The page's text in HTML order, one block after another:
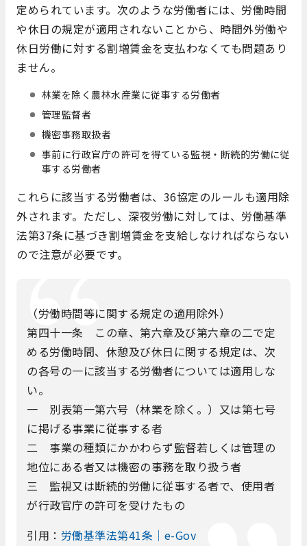
定められています。次のような労働者には、労働時間
や休日の規定が適用されないことから、時間外労働や
休日労働に対する割増賃金を支払わなくても問題あり
ません。
林業を除く農林水産業に従事する労働者
管理監督者
機密事務取扱者
事前に行政官庁の許可を得ている監視・断続的労働に従
事する労働者
これらに該当する労働者は、36協定のルールも適用除
外されます。ただし、深夜労働に対しては、労働基準
法第37条に基づき割増賃金を支給しなければならない
ので注意が必要です。
（労働時間等に関する規定の適用除外）
第四十一条 この章、第六章及び第六章の二で定
める労働時間、休憩及び休日に関する規定は、次
の各号の一に該当する労働者については適用しな
い。
一 別表第一第六号（林業を除く。）又は第七号
に掲げる事業に従事する者
二 事業の種類にかかわらず監督若しくは管理の
地位にある者又は機密の事務を取り扱う者
三 監視又は断続的労働に従事する者で、使用者
が行政官庁の許可を受けたもの
引用： 労働基準法第41条｜e-Gov